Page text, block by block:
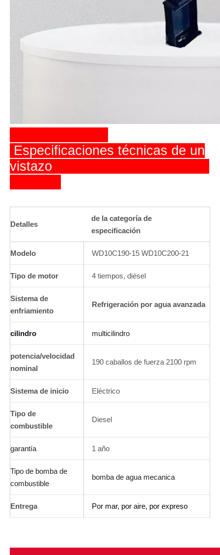
Especificaciones técnicas de un
vistazo
Detalles
de la categoría de
especificación
Modelo WD10C190-15 WD10C200-21
Tipo de motor 4 tiempos, diésel
Sistema de
enfriamiento
Refrigeración por agua avanzada
cilindro multicilindro
potencia/velocidad
nominal
190 caballos de fuerza 2100 rpm
Sistema de inicio Eléctrico
Tipo de
combustible
Diesel
garantía 1 año
Tipo de bomba de
combustible
bomba de agua mecanica
Entrega Por mar, por aire, por expreso